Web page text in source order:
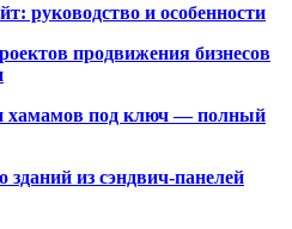
руководство и особенности
продвижения бизнесов
хамамов под ключ — полный
зданий из сэндвич-панелей